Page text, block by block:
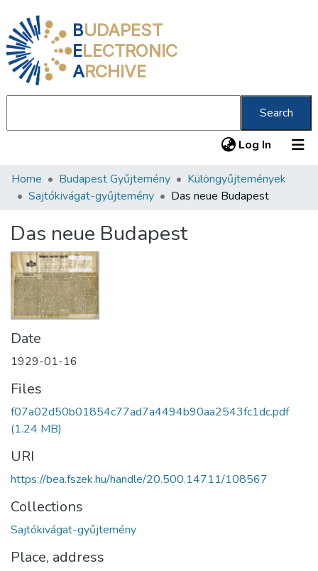
BUDAPEST
ELECTRONIC
ARCHIVE
Search
Log In (current)
Communities & Collections
Statistics
About us
Home Budapest Gyűjtemény
Különgyűjtemények
Sajtókivágat-gyűjtemény
Das neue Budapest
Das neue Budapest
Date
1929-01-16
Files
f07a02d50b01854c77ad7a4494b90aa2543fc1dc.pdf
(1.24 MB)
URI
https://bea.fszek.hu/handle/20.500.14711/108567
Collections
Sajtókivágat-gyűjtemény
Place, address